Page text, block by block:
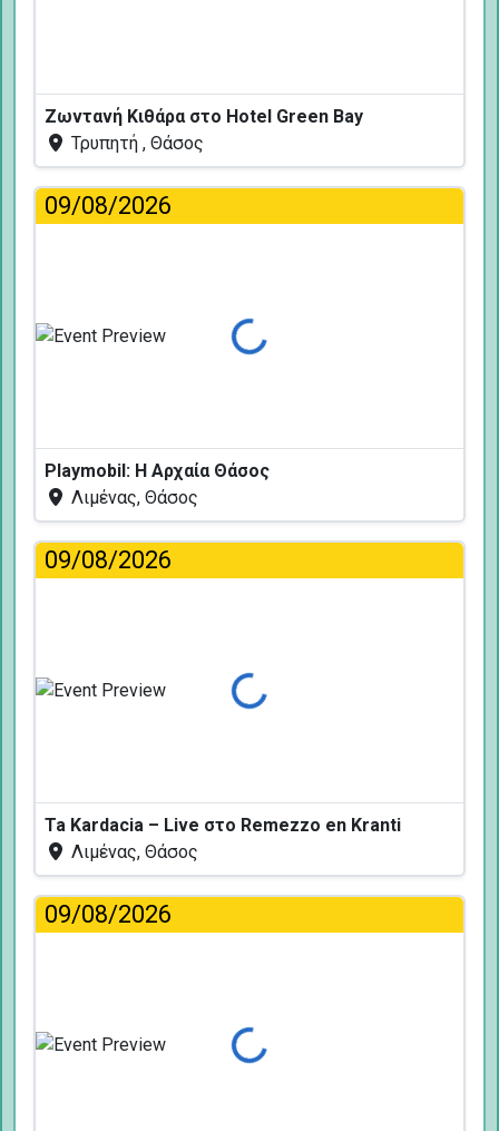
Ζωντανή Κιθάρα στο Hotel Green Bay
Τρυπητή , Θάσος
09/08/2026
Φόρτωση...
Playmobil: Η Αρχαία Θάσος
Λιμένας, Θάσος
09/08/2026
Φόρτωση...
Ta Kardacia – Live στο Remezzo en Kranti
Λιμένας, Θάσος
09/08/2026
Φόρτωση...